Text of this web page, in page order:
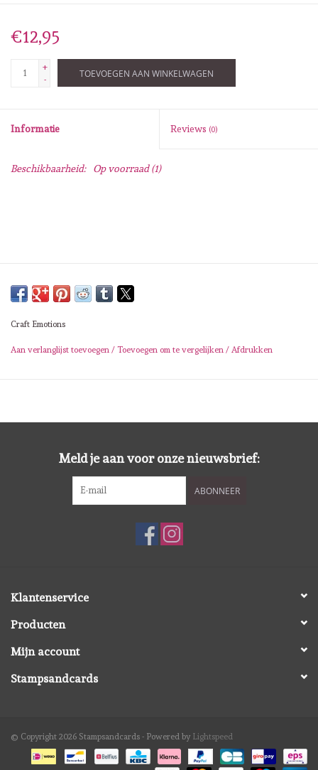
Stansmachine en toebehoren
Impronte D'autore
Spellbinders
Memorybox
Purple Onion Designs
Cadeaubonnen
€12,95
+
-
TOEVOEGEN AAN WINKELWAGEN
Informatie Reviews (0)
Beschikbaarheid: Op voorraad(1)
Craft Emotions
Aan verlanglijst toevoegen / Toevoegen om te vergelijken / Afdrukken
Meld je aan voor onze nieuwsbrief:
ABONNEER
Klantenservice
Producten
Mijn account
Stampsandcards
© Copyright 2026 Stampsandcards - Powered by Lightspeed